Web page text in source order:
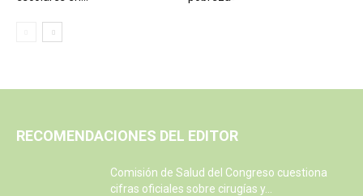
RECOMENDACIONES DEL EDITOR
Comisión de Salud del Congreso cuestiona
cifras oficiales sobre cirugías y...